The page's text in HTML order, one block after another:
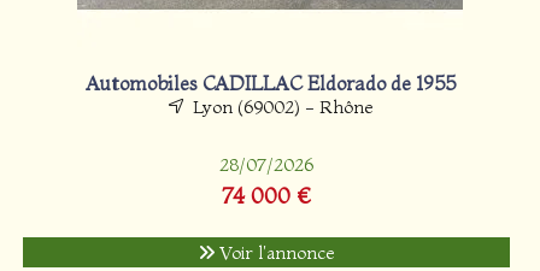
Automobiles CADILLAC Eldorado de 1955
Lyon (69002) - Rhône
28/07/2026
74 000 €
Voir l'annonce